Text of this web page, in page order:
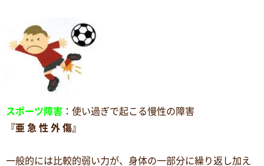
スポーツ障害 ：使い過ぎで起こる慢性の障害
『亜 急 性 外 傷』
一般的には比較的弱い力が、身体の一部分に繰り返し加え